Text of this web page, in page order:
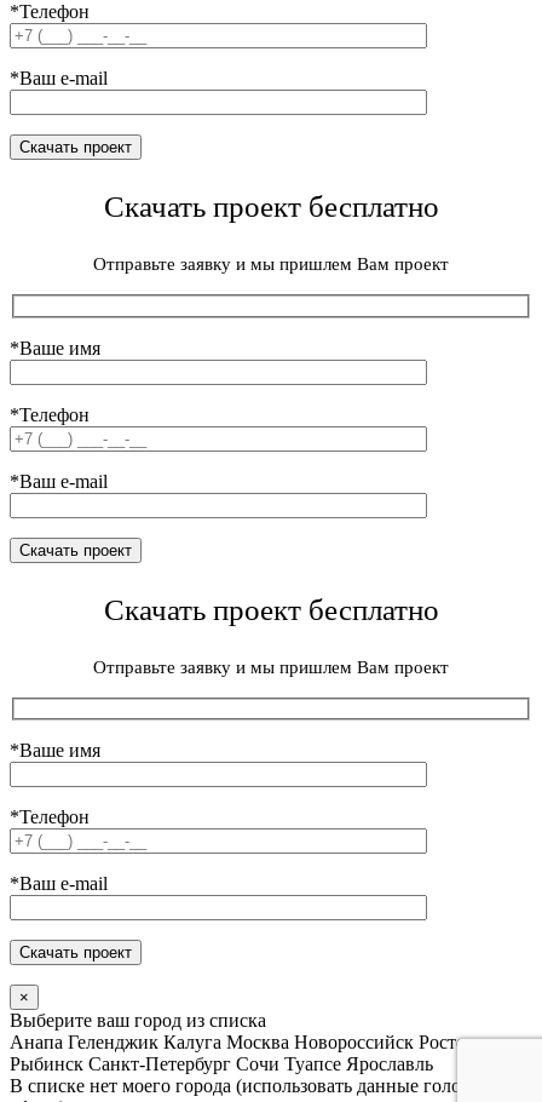
*Телефон
*Ваш e-mail
Скачать проект бесплатно
Отправьте заявку и мы пришлем Вам проект
*Ваше имя
*Телефон
*Ваш e-mail
Скачать проект бесплатно
Отправьте заявку и мы пришлем Вам проект
*Ваше имя
*Телефон
*Ваш e-mail
×
Выберите ваш город из списка
Анапа Геленджик Калуга Москва Новороссийск Ростов
Рыбинск Санкт-Петербург Сочи Туапсе Ярославль
В списке нет моего города (использовать данные головного